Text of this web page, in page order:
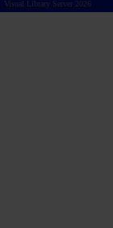
Visual Library Server 2026